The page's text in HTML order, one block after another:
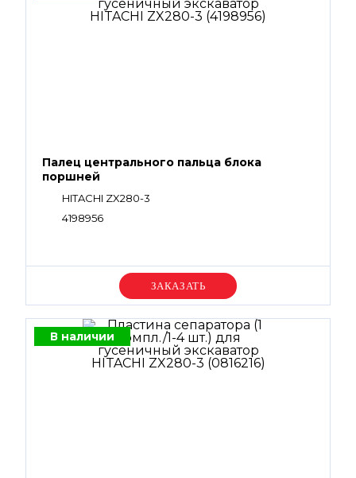
Палец центрального пальца блока
поршней
HITACHI ZX280-3
4198956
Уточняйте цену
В наличии